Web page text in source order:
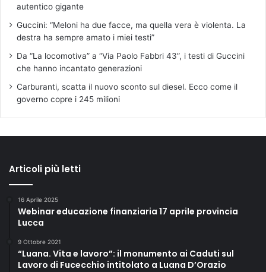
autentico gigante
Guccini: “Meloni ha due facce, ma quella vera è violenta. La
destra ha sempre amato i miei testi”
Da “La locomotiva” a “Via Paolo Fabbri 43”, i testi di Guccini
che hanno incantato generazioni
Carburanti, scatta il nuovo sconto sul diesel. Ecco come il
governo copre i 245 milioni
Articoli più letti
16 Aprile 2025
Webinar educazione finanziaria 17 aprile provincia
Lucca
9 Ottobre 2021
“Luana. Vita e lavoro”: il monumento ai Caduti sul
Lavoro di Fucecchio intitolato a Luana D’Orazio